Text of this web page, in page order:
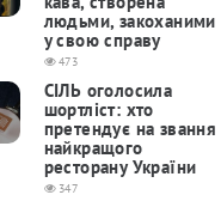
людьми, закоханими
у свою справу
473
СІЛЬ оголосила
шортліст: хто
претендує на звання
найкращого
ресторану України
347